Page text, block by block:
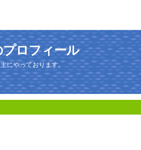
ロフィール
にやっております。